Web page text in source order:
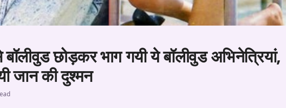
छोड़कर भाग गयी ये बॉलीवुड अभिनेत्रियां,
जान की दुश्मन